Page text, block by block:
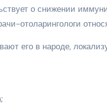
о снижении
отоларингологи
его в народе,